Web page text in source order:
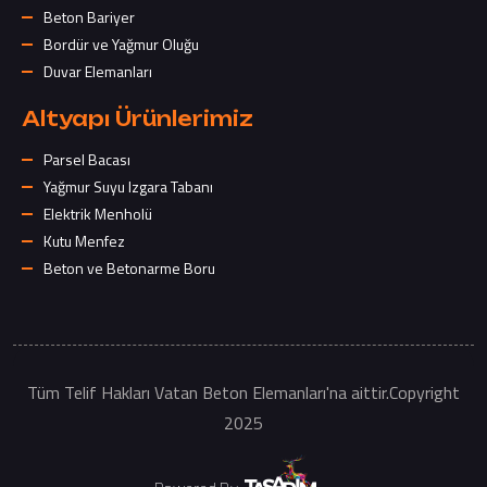
Beton Bariyer
Bordür ve Yağmur Oluğu
Duvar Elemanları
Altyapı Ürünlerimiz
Parsel Bacası
Yağmur Suyu Izgara Tabanı
Elektrik Menholü
Kutu Menfez
Beton ve Betonarme Boru
Tüm Telif Hakları Vatan Beton Elemanları'na aittir.Copyright
2025